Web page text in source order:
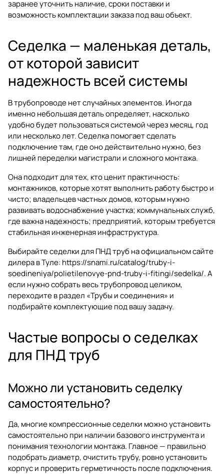
заранее уточнить наличие, сроки поставки и
возможность комплектации заказа под ваш объект.
Седелка — маленькая деталь,
от которой зависит
надежность всей системы
В трубопроводе нет случайных элементов. Иногда
именно небольшая деталь определяет, насколько
удобно будет пользоваться системой через месяц, год
или несколько лет. Седелка помогает сделать
подключение там, где оно действительно нужно, без
лишней переделки магистрали и сложного монтажа.
Она подходит для тех, кто ценит практичность:
монтажников, которые хотят выполнить работу быстро и
чисто; владельцев частных домов, которым нужно
развивать водоснабжение участка; коммунальных служб,
где важна надежность; предприятий, которым требуется
стабильная инженерная инфраструктура.
Выбирайте седелки для ПНД труб на официальном сайте
дилера в Туле: https://snami.ru/catalog/truby-i-
soedineniya/polietilenovye-pnd-truby-i-fitingi/sedelka/. А
если нужно собрать весь трубопровод целиком,
переходите в раздел «Трубы и соединения» и
подбирайте комплектующие под вашу задачу.
Частые вопросы о седелках
для ПНД труб
Можно ли установить седелку
самостоятельно?
Да, многие компрессионные седелки можно установить
самостоятельно при наличии базового инструмента и
понимания технологии монтажа. Главное — правильно
подобрать диаметр, очистить трубу, ровно установить
корпус и проверить герметичность после подключения.